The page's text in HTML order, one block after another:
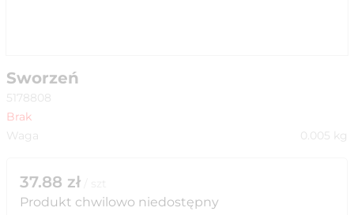
Sworzeń
5178808
Brak
Waga
0.005 kg
37.88 zł
Produkt chwilowo niedostępny